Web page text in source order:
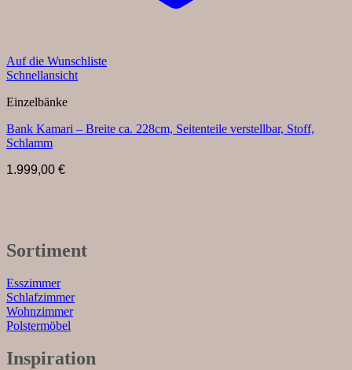
Auf die Wunschliste
Schnellansicht
Einzelbänke
Bank Kamari – Breite ca. 228cm, Seitenteile verstellbar, Stoff,
Schlamm
1.999,00 €
Sortiment
Esszimmer
Schlafzimmer
Wohnzimmer
Polstermöbel
Inspiration